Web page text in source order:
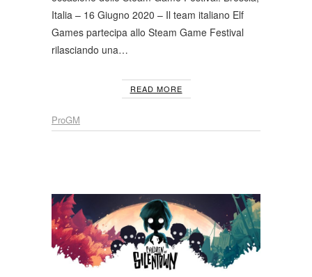
Italia – 16 Giugno 2020 – Il team italiano Elf
Games partecipa allo Steam Game Festival
rilasciando una…
READ MORE
ProGM